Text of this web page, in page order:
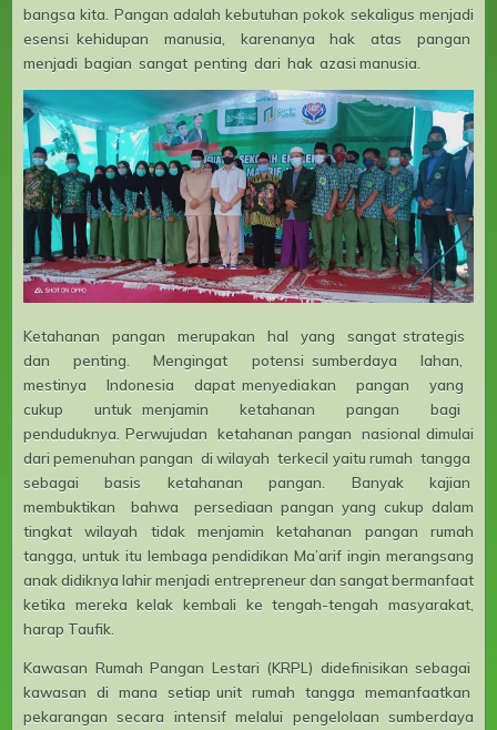
bangsa kita. Pangan adalah kebutuhan pokok sekaligus menjadi
esensi kehidupan manusia, karenanya hak atas pangan
menjadi bagian sangat penting dari hak azasi manusia.
Ketahanan pangan merupakan hal yang sangat strategis
dan penting. Mengingat potensi sumberdaya lahan,
mestinya Indonesia dapat menyediakan pangan yang
cukup untuk menjamin ketahanan pangan bagi
penduduknya. Perwujudan ketahanan pangan nasional dimulai
dari pemenuhan pangan di wilayah terkecil yaitu rumah tangga
sebagai basis ketahanan pangan. Banyak kajian
membuktikan bahwa persediaan pangan yang cukup dalam
tingkat wilayah tidak menjamin ketahanan pangan rumah
tangga, untuk itu lembaga pendidikan Ma’arif ingin merangsang
anak didiknya lahir menjadi entrepreneur dan sangat bermanfaat
ketika mereka kelak kembali ke tengah-tengah masyarakat,
harap Taufik.
Kawasan Rumah Pangan Lestari (KRPL) didefinisikan sebagai
kawasan di mana setiap unit rumah tangga memanfaatkan
pekarangan secara intensif melalui pengelolaan sumberdaya